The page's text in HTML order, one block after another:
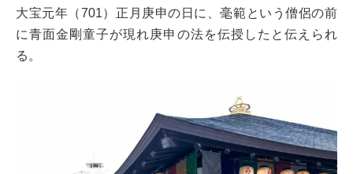
大宝元年（701）正月庚申の日に、毫範という僧侶の前
に青面金剛童子が現れ庚申の法を伝授したと伝えられ
る。